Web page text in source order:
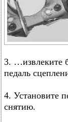
3. …извлеките
педаль
4. Установите
снятию.